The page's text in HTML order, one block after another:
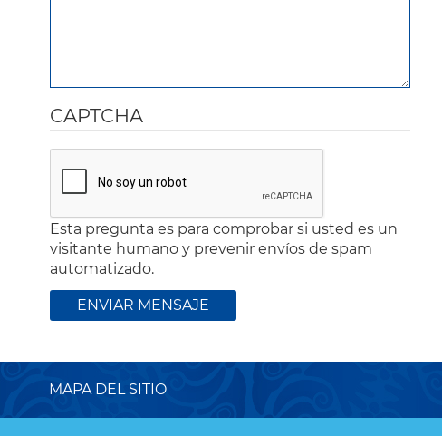
CAPTCHA
Esta pregunta es para comprobar si usted es un
visitante humano y prevenir envíos de spam
automatizado.
MAPA DEL SITIO